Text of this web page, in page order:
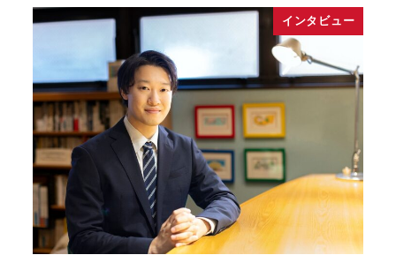
インタビュー